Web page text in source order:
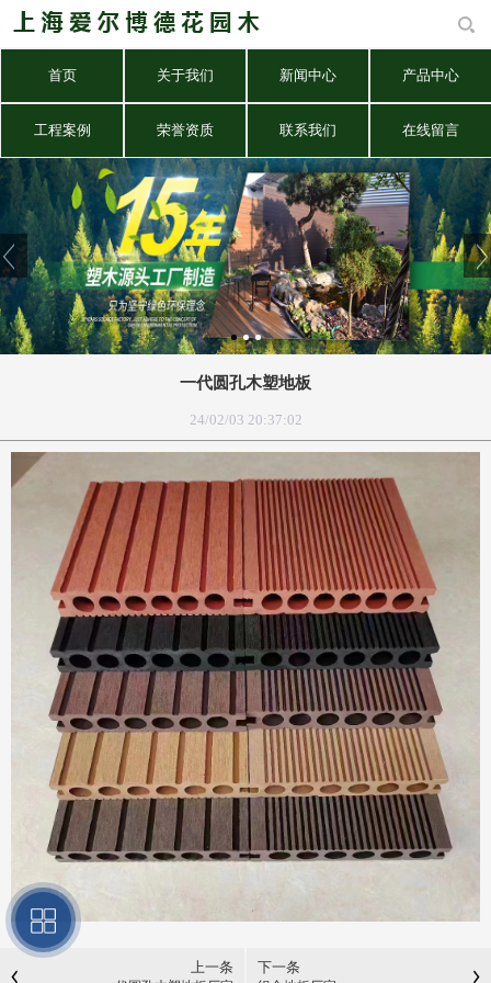
首页 关于我们 新闻中心 产品中心
工程案例 荣誉资质 联系我们 在线留言
一代圆孔木塑地板
24/02/03 20:37:02
上一条 下一条